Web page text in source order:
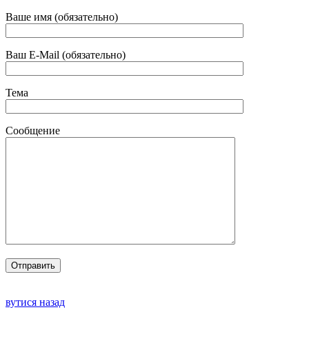
Ваше имя (обязательно)
Ваш E-Mail (обязательно)
Тема
Сообщение
вутися назад